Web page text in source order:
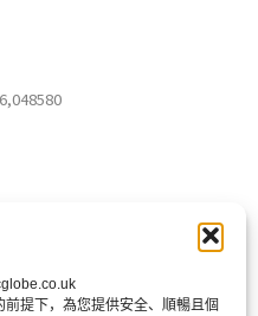
提下，為您提供安全、順暢且個
小红书 Whats APP